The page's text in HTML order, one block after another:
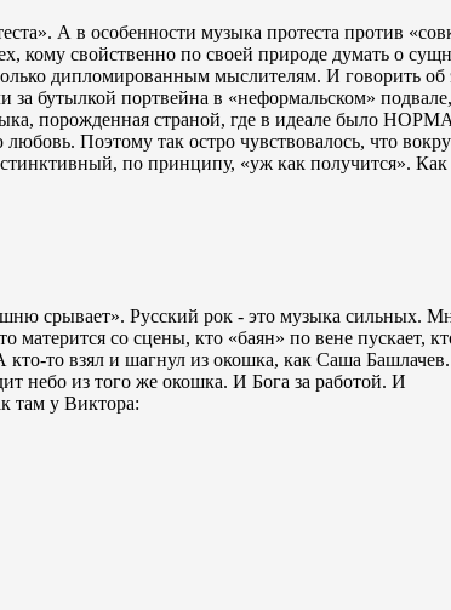
А в особенности музыка протеста против
кому свойственно по своей природе думать о
дипломированным мыслителям. И говорить об
бутылкой портвейна в «неформальском»
порожденная страной, где в идеале было
Поэтому так остро чувствовалось, что
по принципу, «уж как получится». Как
срывает». Русский рок - это музыка сильных.
со сцены, кто «баян» по вене пускает,
то взял и шагнул из окошка, как Саша
небо из того же окошка. И Бога за работой. И
там у Виктора: